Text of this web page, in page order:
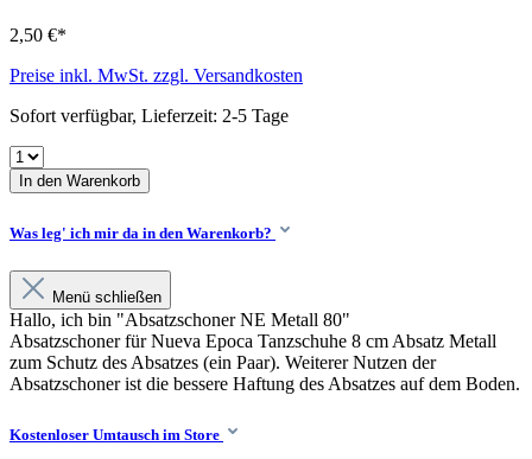
2,50 €*
Preise inkl. MwSt. zzgl. Versandkosten
Sofort verfügbar, Lieferzeit: 2-5 Tage
In den Warenkorb
Was leg' ich mir da in den Warenkorb?
Menü schließen
Hallo, ich bin "Absatzschoner NE Metall 80"
Absatzschoner für Nueva Epoca Tanzschuhe 8 cm Absatz Metall
zum Schutz des Absatzes (ein Paar). Weiterer Nutzen der
Absatzschoner ist die bessere Haftung des Absatzes auf dem Boden.
Kostenloser Umtausch im Store